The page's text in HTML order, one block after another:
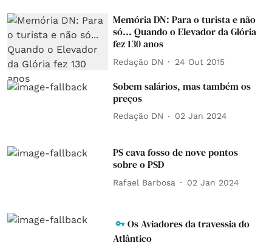
Memória DN: Para o turista e não
só... Quando o Elevador da Glória
fez 130 anos
Redação DN 24 Out 2015
Sobem salários, mas também os
preços
Redação DN 02 Jan 2024
PS cava fosso de nove pontos
sobre o PSD
Rafael Barbosa 02 Jan 2024
Os Aviadores da travessia do
Atlântico